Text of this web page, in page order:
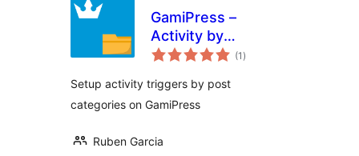
GamiPress –
Activity by
Category
(1 valoracións
totais
)
Setup activity triggers by post
categories on GamiPress
Ruben Garcia